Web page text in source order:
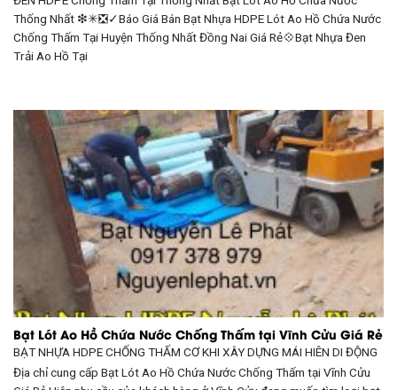
Thống Nhất ❇✳❎✓Báo Giá Bán Bạt Nhựa HDPE Lót Ao Hồ Chứa Nước
Chống Thấm Tại Huyện Thống Nhất Đồng Nai Giá Rẻ💠Bạt Nhựa Đen
Trải Ao Hồ Tại
Bạt Lót Ao Hồ Chứa Nước Chống Thấm tại Vĩnh Cửu Giá Rẻ
BẠT NHỰA HDPE CHỐNG THẤM CƠ KHI XÂY DỰNG MÁI HIÊN DI ĐỘNG
Địa chỉ cung cấp Bạt Lót Ao Hồ Chứa Nước Chống Thấm tại Vĩnh Cửu